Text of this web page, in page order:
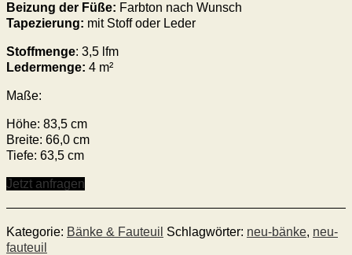
Beizung der Füße: Farbton nach Wunsch
Tapezierung: mit Stoff oder Leder
Stoffmenge: 3,5 lfm
Ledermenge: 4 m²
Maße:
Höhe: 83,5 cm
Breite: 66,0 cm
Tiefe: 63,5 cm
Jetzt anfragen
Kategorie: Bänke & Fauteuil Schlagwörter: neu-bänke, neu-
fauteuil